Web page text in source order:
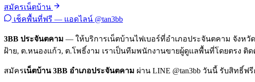
สมัครเน็ตบ้าน
เช็คพื้นที่ฟรี — แอดไลน์ @tan3bb
3BB ประจันตคาม — ให้บริการเน็ตบ้านไฟเบอร์ที่อำเภอประจันตคาม จังห
ฝ้าย, ต.หนองแก้ว, ต.โพธิ์งาม เราเป็นทีมพนักงานขายผู้ดูแลพื้นที่โดยตรง ติด
สมัครเน็ตบ้าน 3BB อำเภอประจันตคาม ผ่าน LINE @tan3bb วันนี้ รับสิทธิ์